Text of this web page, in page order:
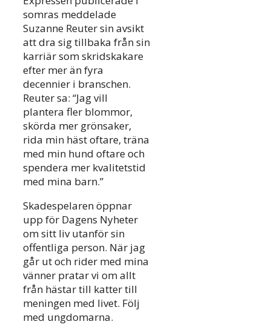
somras meddelade
Suzanne Reuter sin avsikt
att dra sig tillbaka från sin
karriär som skridskakare
efter mer än fyra
decennier i branschen.
Reuter sa: “Jag vill
plantera fler blommor,
skörda mer grönsaker,
rida min häst oftare, träna
med min hund oftare och
spendera mer kvalitetstid
med mina barn.”
Skadespelaren öppnar
upp för Dagens Nyheter
om sitt liv utanför sin
offentliga person. När jag
går ut och rider med mina
vänner pratar vi om allt
från hästar till katter till
meningen med livet. Följ
med ungdomarna.